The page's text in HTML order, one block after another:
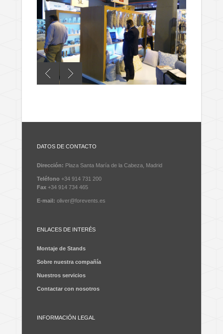
DATOS DE CONTACTO
Dirección: Plaza Santa María de la Cabeza, Madrid
Teléfono +34 914 731 200
Fax +34 914 734 465
E-mail: oliver@forevents.es
ENLACES DE INTERÉS
Montaje de Stands
Sobre nuestra compañía
Nuestros servicios
Contactar con nosotros
INFORMACIÓN LEGAL